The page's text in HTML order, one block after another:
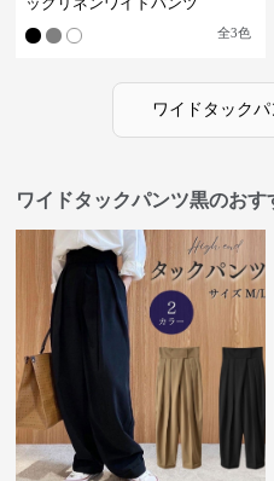
全3色
ワイドタックパ
ワイドタックパンツ黒のおす